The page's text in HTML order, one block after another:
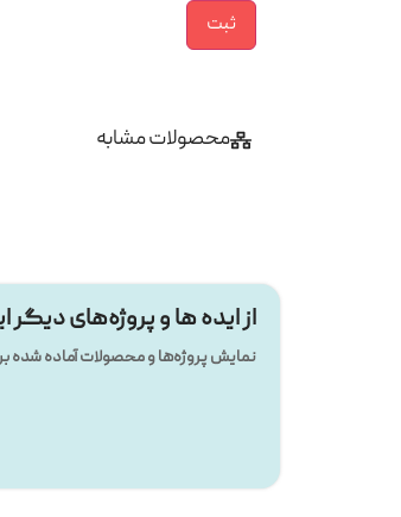
محصولات مشابه
از ایده ها و پروژه‌های دیگر
نمایش پروژه‌ها و محصولات آماده